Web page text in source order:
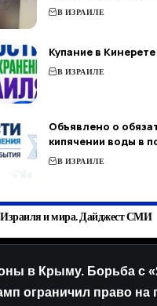
В ИЗРАИЛЕ
Купание в
В ИЗРАИЛЕ
Объявлено о
кипячении воды в
В ИЗРАИЛЕ
и мира. Дайджест СМИ